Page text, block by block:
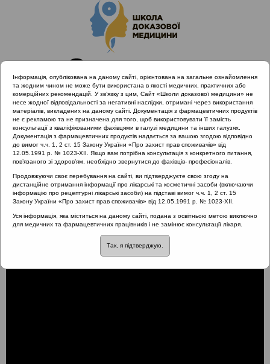
Головна Проведені заходи
Ви питаєте - ми відповідаємо
Вплив медикаментів на сперматогенез
Вплив медикаментів на
сперматогенез
Інформація, опублікована на даному сайті, орієнтована на загальне ознайомлення
та жодним чином не може бути використана в якості медичних, практичних або
комерційних рекомендацій. У зв’язку з цим, Сайт «Школи доказової медицини» не
несе жодної відповідальності за негативні наслідки, отримані через використання
матеріалів, викладених на даному сайті. Документація з фармацевтичних продуктів
не є рекламою та не призначена для того, щоб використовувати її замість
консультації з кваліфікованими фахівцями в галузі медицини та інших галузях.
Документація з фармацевтичних продуктів надається за вашою згодою відповідно
до вимог ч.ч. 1, 2 ст. 15 Закону України «Про захист прав споживачів» від
12.05.1991 р. № 1023-XII. Якщо вам потрібна консультація з конкретного питання,
пов’язаного зі здоров’ям, необхідно звернутися до фахівців- професіоналів.
Продовжуючи своє перебування на сайті, ви підтверджуєте свою згоду на
дистанційне отримання інформації про лікарські та косметичні засоби (включаючи
інформацію про рецептурні лікарські засоби) на підставі вимог ч.ч. 1, 2 ст. 15
Закону України «Про захист прав споживачів» від 12.05.1991 р. № 1023-XII.
Уся інформація, яка міститься на даному сайті, подана з освітньою метою виключно
для медичних та фармацевтичних працівників і не замінює консультації лікаря.
Так, я підтверджую.